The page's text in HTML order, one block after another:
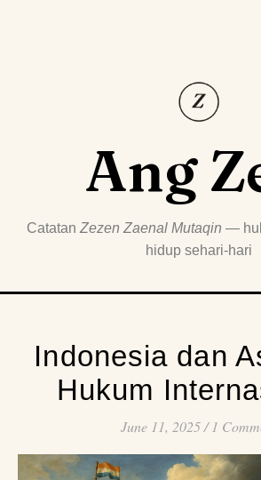
Ang
Catatan Zezen Zaenal Mutaqin —
hidup sehari-hari
Indonesia dan
Hukum
June 11, 2025/ 1